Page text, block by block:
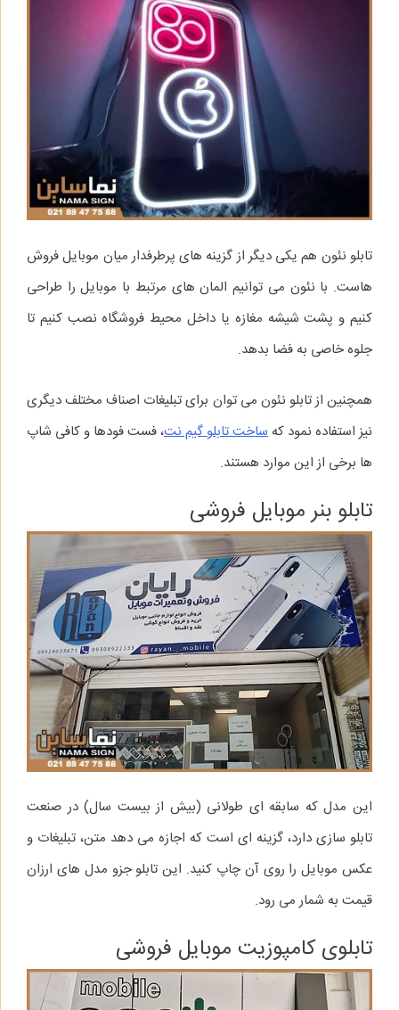
تابلو نئون هم یکی دیگر از گزینه‌ های پرطرفدار میان موبایل‌ فروش‌
هاست. با نئون می‌ توانیم المان‌ های مرتبط با موبایل را طراحی
کنیم و پشت شیشه مغازه یا داخل محیط فروشگاه نصب کنیم تا
جلوه خاصی به فضا بدهد.
همچنین از تابلو نئون می توان برای تبلیغات اصناف مختلف دیگری
نیز استفاده نمود که ساخت تابلو گیم نت، فست فودها و کافی شاپ
ها برخی از این موارد هستند.
تابلو بنر موبایل فروشی
این مدل که سابقه‌ ای طولانی (بیش از بیست سال) در صنعت
تابلو سازی دارد، گزینه‌ ای است که اجازه می‌ دهد متن، تبلیغات و
عکس موبایل را روی آن چاپ کنید. این تابلو جزو مدل‌ های ارزان‌
قیمت به شمار می‌ رود.
تابلوی کامپوزیت موبایل فروشی